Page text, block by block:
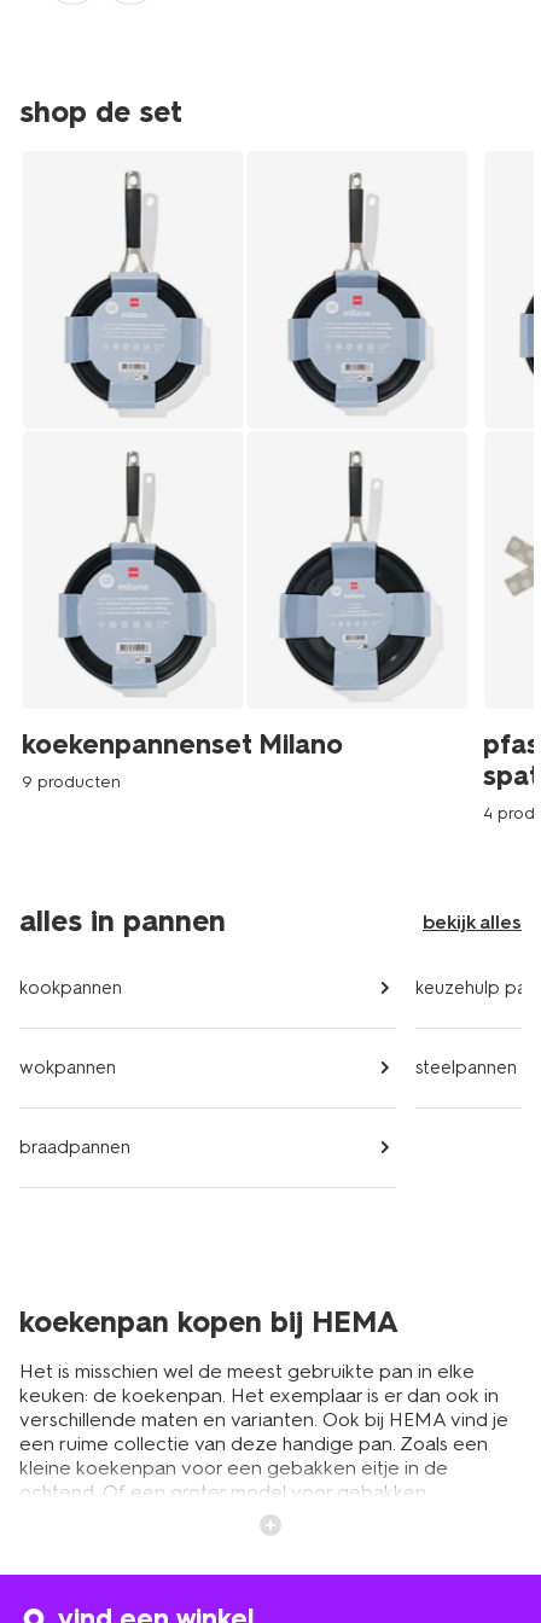
shop de set
koekenpannenset Milano
9 producten
4
alles in pannen bekijk alles
kookpannen
wokpannen
braadpannen
keuzehulp
steelpannen
koekenpan kopen bij HEMA
Het is misschien wel de meest gebruikte pan in elke
keuken: de koekenpan. Het exemplaar is er dan ook in
verschillende maten en varianten. Ook bij HEMA vind je
een ruime collectie van deze handige pan. Zoals een
kleine koekenpan voor een gebakken eitje in de
ochtend. Of een groter model voor gebakken
aardappeltjes of een lekker pastagerecht. Heerlijk met
. Ook vind je bij HEMA koekenpannen
keukenkastje. Bekijk het assortiment bij HEMA en koop